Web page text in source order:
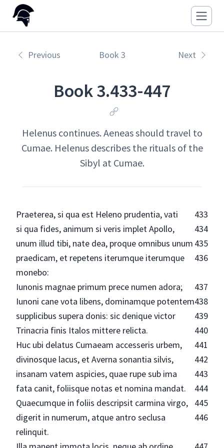
Previous Book 3 Next
Book 3.433-447
Helenus continues. Aeneas should travel to
Cumae. Helenus describes the rituals of the
Sibyl at Cumae.
Praeterea, si qua est Heleno prudentia, vati
433
si qua fides, animum si veris implet Apollo,
434
unum illud tibi, nate dea, proque omnibus unum 435
praedicam, et repetens iterumque iterumque
monebo:
436
Iunonis magnae primum prece numen adora;
437
Iunoni cane vota libens, dominamque potentem438
supplicibus supera donis: sic denique victor
439
Trinacria finis Italos mittere relicta.
440
Huc ubi delatus Cumaeam accesseris urbem,
441
divinosque lacus, et Averna sonantia silvis,
442
insanam vatem aspicies, quae rupe sub ima
443
fata canit, foliisque notas et nomina mandat.
444
Quaecumque in foliis descripsit carmina virgo,
445
digerit in numerum, atque antro seclusa
relinquit.
446